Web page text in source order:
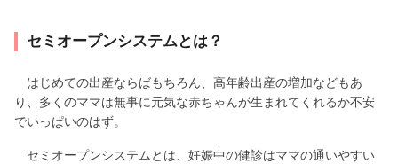
セミオープンシステムとは？
はじめての出産ならばもちろん、高年齢出産の増加などもあ
り、多くのママは無事に元気な赤ちゃんが生まれてくれるか不安
でいっぱいのはず。
セミオープンシステムとは、妊娠中の健診はママの通いやすい